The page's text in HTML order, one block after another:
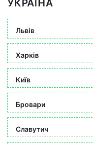
УКРАЇНА
Львів
Харків
Київ
Бровари
Славутич